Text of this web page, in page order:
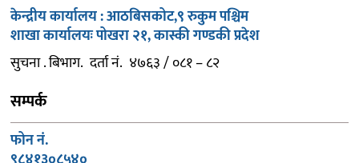
केन्द्रीय कार्यालय : आठबिसकोट,९ रुकुम पश्चिम
शाखा कार्यालयः पोखरा २१, कास्की गण्डकी प्रदेश
सुचना . बिभाग. दर्ता नं. ४७६३ / ०८१ – ८२
सम्पर्क
फोन नं.